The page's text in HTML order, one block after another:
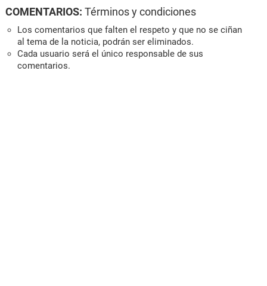
COMENTARIOS: Términos y condiciones
Los comentarios que falten el respeto y que no se ciñan
al tema de la noticia, podrán ser eliminados.
Cada usuario será el único responsable de sus
comentarios.